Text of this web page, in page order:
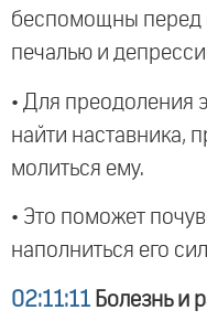
беспомощны перед
печалью и
• Для преодоления
найти наставника,
молиться ему.
• Это поможет
наполниться его
02:11:11 Болезнь и